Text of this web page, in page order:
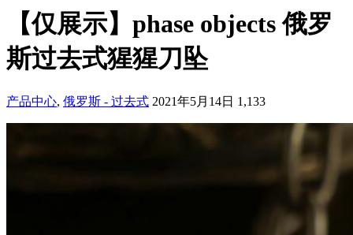
【仅展示】phase objects 俄罗
斯过去式猩猩刀坠
产品中心, 俄罗斯 - 过去式 2021年5月14日 1,133